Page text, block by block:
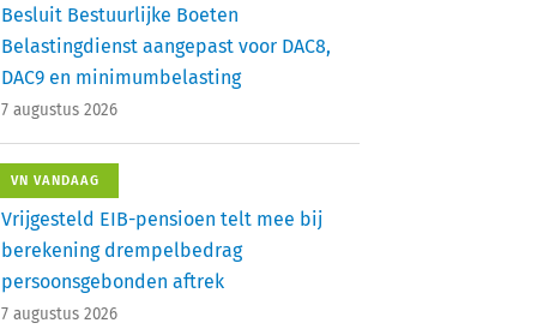
Besluit Bestuurlijke Boeten
Belastingdienst aangepast voor DAC8,
DAC9 en minimumbelasting
7 augustus 2026
VN VANDAAG
Vrijgesteld EIB-pensioen telt mee bij
berekening drempelbedrag
persoonsgebonden aftrek
7 augustus 2026